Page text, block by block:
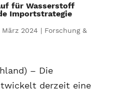
für Wasserstoff
Importstrategie
März 2024 | Forschung &
– Die
derzeit eine